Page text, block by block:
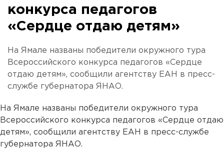
конкурса педагогов
«Сердце отдаю детям»
На Ямале названы победители окружного тура
Всероссийского конкурса педагогов «Сердце
отдаю детям», сообщили агентству ЕАН в пресс-
службе губернатора ЯНАО.
На Ямале названы победители окружного тура
Всероссийского конкурса педагогов «Сердце отдаю
детям», сообщили агентству ЕАН в пресс-службе
губернатора ЯНАО.